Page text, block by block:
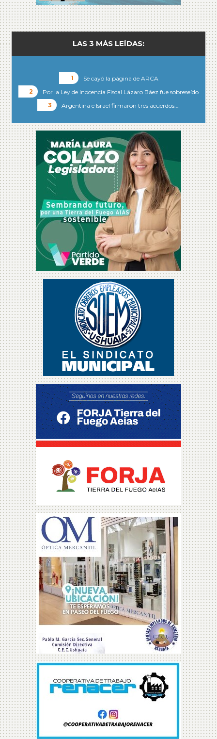
LAS 3 MÁS LEÍDAS:
Se cayó la página de ARCA
Por la Ley de Inocencia Fiscal Lázaro Báez fue sobreseído
Argentina e Israel firmaron tres acuerdos:…